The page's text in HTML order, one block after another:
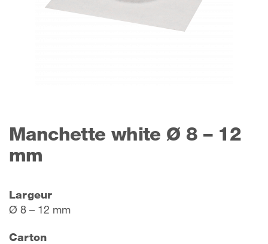
Manchette white Ø 8 – 12
mm
Largeur
Ø 8 – 12 mm
Carton